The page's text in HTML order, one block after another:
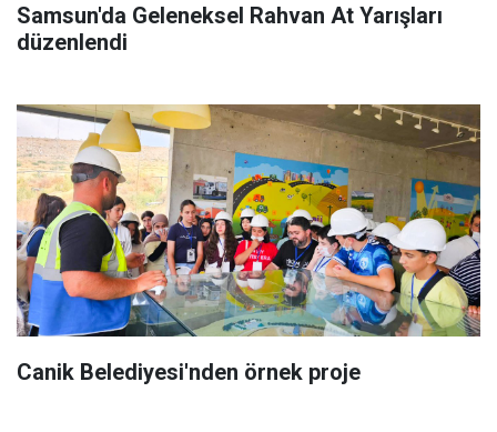
Samsun'da Geleneksel Rahvan At Yarışları
düzenlendi
Canik Belediyesi'nden örnek proje